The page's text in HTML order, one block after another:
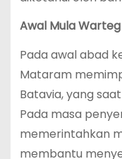
Awal Mula Warteg
Pada awal abad
Mataram
Batavia, yang
Pada masa
memerintahkan
membantu